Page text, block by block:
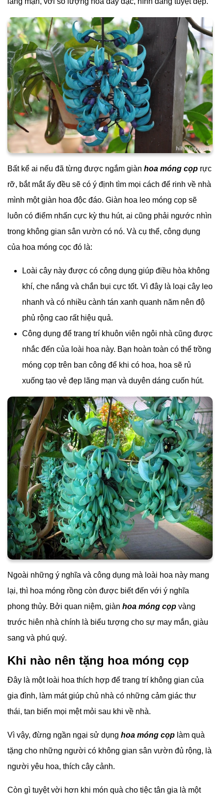
Bất kể ai nếu đã từng được ngắm giàn hoa móng cọp rực
rỡ, bắt mắt ấy đều sẽ có ý định tìm mọi cách để rinh về nhà
mình một giàn hoa độc đáo. Giàn hoa leo móng cọp sẽ
luôn có điểm nhấn cực kỳ thu hút, ai cũng phải ngước nhìn
trong không gian sân vườn có nó. Và cụ thể, công dụng
của hoa móng cọc đó là:
Loài cây này được có công dụng giúp điều hòa không
khí, che nắng và chắn bụi cực tốt. Vì đây là loại cây leo
nhanh và có nhiều cành tán xanh quanh năm nên độ
phủ rộng cao rất hiệu quả.
Công dụng để trang trí khuôn viên ngôi nhà cũng được
nhắc đến của loài hoa này. Bạn hoàn toàn có thể trồng
móng cọp trên ban công để khi có hoa, hoa sẽ rủ
xuống tạo vẻ đẹp lãng mạn và duyên dáng cuốn hút.
Ngoài những ý nghĩa và công dụng mà loài hoa này mang
lại, thì hoa móng rồng còn được biết đến với ý nghĩa
phong thủy. Bởi quan niệm, giàn hoa móng cọp vàng
trước hiên nhà chính là biểu tượng cho sự may mắn, giàu
sang và phú quý.
Khi nào nên tặng hoa móng cọp
Đây là một loài hoa thích hợp để trang trí không gian của
gia đình, làm mát giúp chủ nhà có những cảm giác thư
thái, tan biến mọi mệt mỏi sau khi về nhà.
Vì vậy, đừng ngần ngại sử dụng hoa móng cọp làm quà
tặng cho những người có không gian sân vườn đủ rộng, là
người yêu hoa, thích cây cảnh.
Còn gì tuyệt vời hơn khi món quà cho tiệc tân gia là một